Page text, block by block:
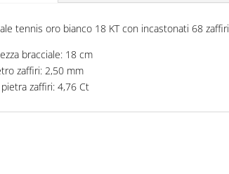
tennis oro bianco 18 KT con incastonati 68 zaffiri
bracciale: 18 cm
zaffiri: 2,50 mm
zaffiri: 4,76 Ct